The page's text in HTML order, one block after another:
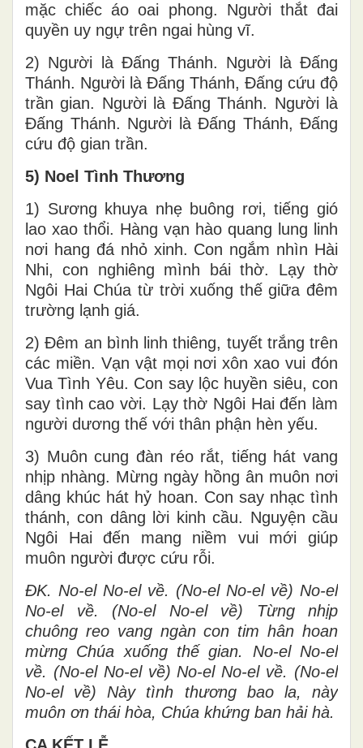
mặc chiếc áo oai phong. Người thắt đai
quyền uy ngự trên ngai hùng vĩ.
2) Người là Đấng Thánh. Người là Đấng
Thánh. Người là Đấng Thánh, Đấng cứu độ
trần gian. Người là Đấng Thánh. Người là
Đấng Thánh. Người là Đấng Thánh, Đấng
cứu độ gian trần.
5) Noel Tình Thương
1) Sương khuya nhẹ buông rơi, tiếng gió
lao xao thổi. Hàng vạn hào quang lung linh
nơi hang đá nhỏ xinh. Con ngắm nhìn Hài
Nhi, con nghiêng mình bái thờ. Lạy thờ
Ngôi Hai Chúa từ trời xuống thế giữa đêm
trường lạnh giá.
2) Đêm an bình linh thiêng, tuyết trắng trên
các miền. Vạn vật mọi nơi xôn xao vui đón
Vua Tình Yêu. Con say lộc huyền siêu, con
say tình cao vời. Lạy thờ Ngôi Hai đến làm
người dương thế với thân phận hèn yếu.
3) Muôn cung đàn réo rắt, tiếng hát vang
nhịp nhàng. Mừng ngày hồng ân muôn nơi
dâng khúc hát hỷ hoan. Con say nhạc tình
thánh, con dâng lời kinh cầu. Nguyện cầu
Ngôi Hai đến mang niềm vui mới giúp
muôn người được cứu rỗi.
ĐK. No-el No-el về. (No-el No-el về) No-el
No-el về. (No-el No-el về) Từng nhịp
chuông reo vang ngàn con tim hân hoan
mừng Chúa xuống thế gian. No-el No-el
về. (No-el No-el về) No-el No-el về. (No-el
No-el về) Này tình thương bao la, này
muôn ơn thái hòa, Chúa khứng ban hải hà.